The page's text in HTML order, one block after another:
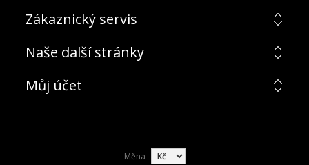
Zákaznický servis
Naše další stránky
Můj účet
Měna